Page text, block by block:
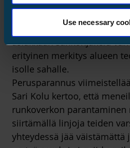
Use necessary
saadaan molempien
asiakkaan sähkönjakelu
erityinen merkitys alueen
isolle sahalle.
Perusparannus
Sari Kolu kertoo, että
runkoverkon parantaminen
siirtämällä linjoja teiden
yhteydessä jää väistämättä